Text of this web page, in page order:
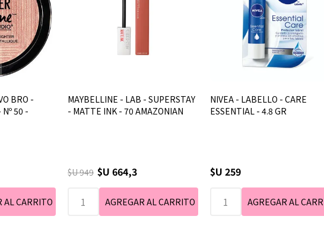
BRO -
50 -
MAYBELLINE - LAB - SUPERSTAY
- MATTE INK - 70 AMAZONIAN
$U 949 $U 664,3
NIVEA - LABELLO - CARE
ESSENTIAL - 4.8 GR
$U 259